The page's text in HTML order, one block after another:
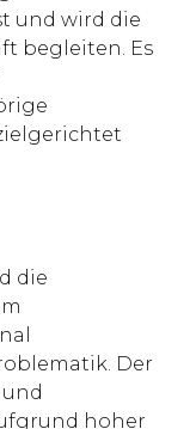
und wird die
begleiten. Es
die
Der
hoher